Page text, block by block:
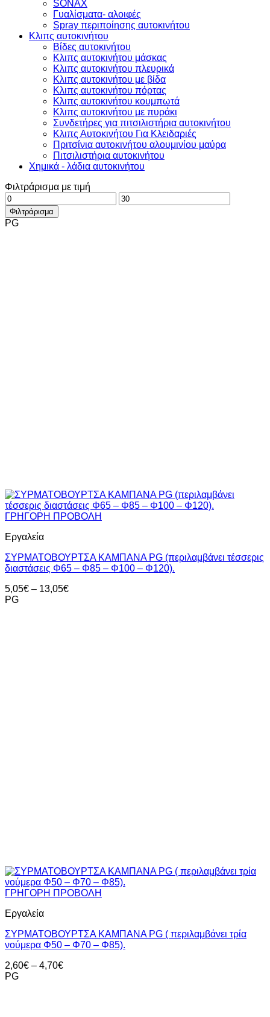
SONAX
Γυαλίσματα- αλοιφές
Spray περιποίησης αυτοκινήτου
Κλιπς αυτοκινήτου
Βίδες αυτοκινήτου
Kλιπς αυτοκινήτου μάσκας
Kλιπς αυτοκινήτου πλευρικά
Κλιπς αυτοκινήτου με βίδα
Κλιπς αυτοκινήτου πόρτας
Kλιπς αυτοκινήτου κουμπωτά
Kλιπς αυτοκινήτου με πυράκι
Συνδετήρες για πιτσιλιστήρια αυτοκινήτου
Κλιπς Αυτοκινήτου Για Κλειδαριές
Πριτσίνια αυτοκινήτου αλουμινίου μαύρα
Πιτσιλιστήρια αυτοκινήτου
Χημικά - λάδια αυτοκινήτου
Φιλτράρισμα με τιμή
Ελάχιστη
τιμή
Μέγιστη
τιμή
Φιλτράρισμα
PG
ΓΡΗΓΟΡΗ ΠΡΟΒΟΛΗ
Εργαλεία
ΣΥΡΜΑΤΟΒΟΥΡΤΣΑ ΚΑΜΠΑΝΑ PG (περιλαμβάνει τέσσερις
διαστάσεις Φ65 – Φ85 – Φ100 – Φ120).
5,05€ – 13,05€Price
PG
ΓΡΗΓΟΡΗ ΠΡΟΒΟΛΗ
Εργαλεία
ΣΥΡΜΑΤΟΒΟΥΡΤΣΑ ΚΑΜΠΑΝΑ PG ( περιλαμβάνει τρία
νούμερα Φ50 – Φ70 – Φ85).
2,60€ – 4,70€Price
PG